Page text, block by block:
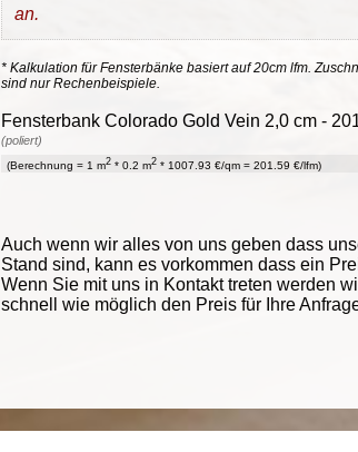
an.
* Kalkulation für Fensterbänke basiert auf 20cm lfm.
sind nur Rechenbeispiele.
Fensterbank Colorado Gold Vein 2,0 cm -
(poliert)
(Berechnung = 1 m2 * 0.2 m2 * 1007.93 €/qm = 201.59 €/lfm)
Auch wenn wir alles von uns geben dass
Stand sind, kann es vorkommen dass ein
Wenn Sie mit uns in Kontakt treten werden
schnell wie möglich den Preis für Ihre